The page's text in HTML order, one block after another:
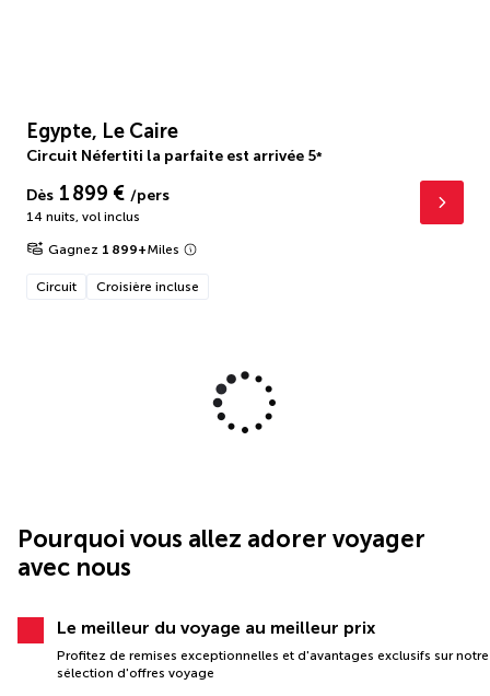
Egypte, Le Caire
Circuit Néfertiti la parfaite est arrivée 5*
Dès 1 899 € /pers
14 nuits, vol inclus
Gagnez 1 899+Miles
Circuit Croisière incluse
Pourquoi vous allez adorer voyager
avec nous
Le meilleur du voyage au meilleur prix
Profitez de remises exceptionnelles et d'avantages exclusifs sur notre
sélection d'offres voyage